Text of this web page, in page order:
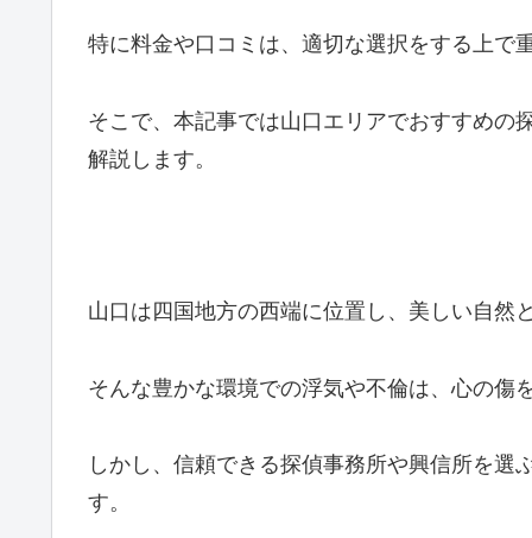
特に料金や口コミは、適切な選択をする上で
そこで、本記事では山口エリアでおすすめの
解説します。
山口は四国地方の西端に位置し、美しい自然
そんな豊かな環境での浮気や不倫は、心の傷
しかし、信頼できる探偵事務所や興信所を
す。